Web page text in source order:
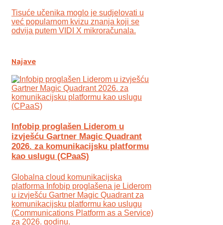
Tisuće učenika moglo je sudjelovati u
već popularnom kvizu znanja koji se
odvija putem VIDI X mikroračunala.
Najave
Infobip proglašen Liderom u
izvješću Gartner Magic Quadrant
2026. za komunikacijsku platformu
kao uslugu (CPaaS)
Globalna cloud komunikacijska
platforma Infobip proglašena je Liderom
u izvješću Gartner Magic Quadrant za
komunikacijsku platformu kao uslugu
(Communications Platform as a Service)
za 2026. godinu.